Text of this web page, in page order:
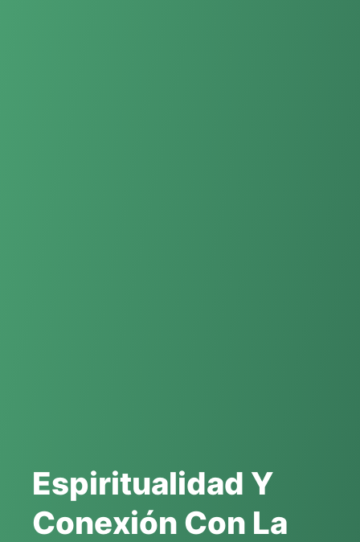
Espiritualidad Y
Conexión Con La